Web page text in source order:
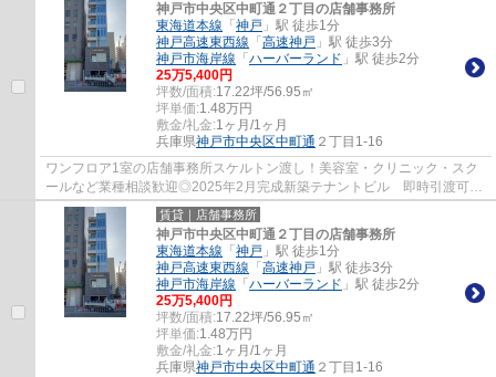
神戸市中央区中町通２丁目の店舗事務所
東海道本線 「 神戸 」駅 徒歩1分
神戸高速東西線 「 高速神戸 」駅 徒歩3分
神戸市海岸線 「 ハーバーランド 」駅 徒歩2分
25万5,400円
坪数/面積:17.22坪/56.95㎡
坪単価:1.48万円
敷金/礼金:1ヶ月/1ヶ月
兵庫県神戸市中央区中町通 ２丁目1-16
ワンフロア1室の店舗事務所スケルトン渡し！美容室・クリニック・スク
ールなど業種相談歓迎◎2025年2月完成新築テナントビル 即時引渡可能
◎ ぜひお気軽にお問い合わせください♪
賃貸｜店舗事務所
神戸市中央区中町通２丁目の店舗事務所
東海道本線 「 神戸 」駅 徒歩1分
神戸高速東西線 「 高速神戸 」駅 徒歩3分
神戸市海岸線 「 ハーバーランド 」駅 徒歩2分
25万5,400円
坪数/面積:17.22坪/56.95㎡
坪単価:1.48万円
敷金/礼金:1ヶ月/1ヶ月
兵庫県神戸市中央区中町通 ２丁目1-16